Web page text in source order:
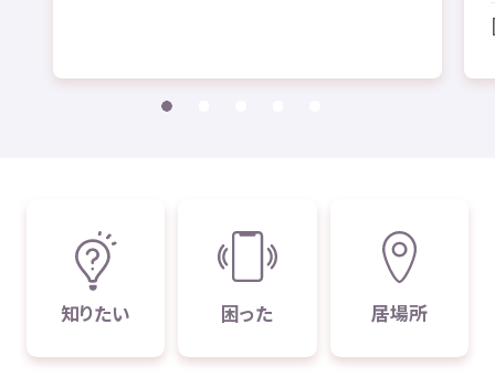
知りたい 困った 居場所